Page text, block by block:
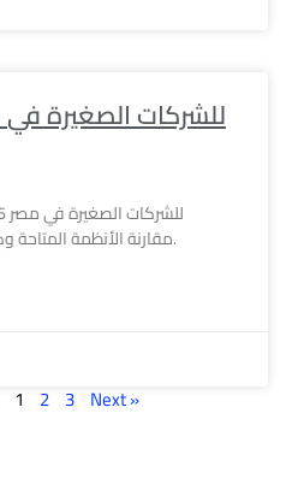
مقارنة الأنظمة المتاحة وكيف تختار الأنسب لميزانيتك.
1 2 3 Next »